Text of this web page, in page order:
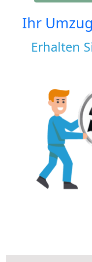
Ihr
Erhalten